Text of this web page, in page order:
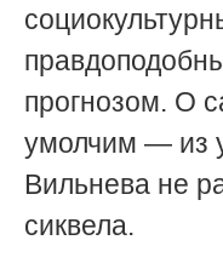
прогнозом. О
умолчим — из
Вильнева не
сиквела.